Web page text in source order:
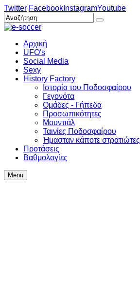
Twitter Facebook InstagramYoutube
Αρχική
UFO's
Social Media
Sexy
History Factory
Ιστορία του Ποδοσφαίρου
Γεγονότα
Ομάδες - Γήπεδα
Προσωπικότητες
Μουντιάλ
Ταινίες Ποδοσφαίρου
Ήμασταν κάποτε στρατιώτες
Προτάσεις
Βαθμολογίες
Menu